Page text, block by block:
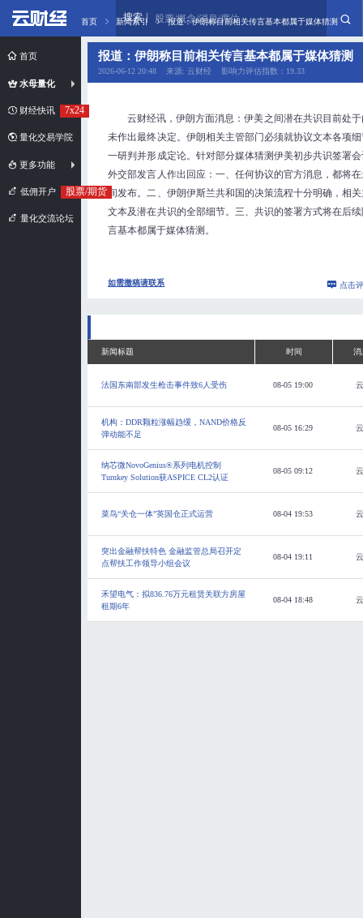
首页
水母量化
财经快讯 7x24
量化交易学院
更多功能
低佣开户 股票/期货
量化交流论坛
首页 新闻索引 报道：伊朗称目前相关传言基本都属于媒体猜测
搜索 股票/概念/消息/席位
报道：伊朗称目前相关传言基本都属于媒体猜测
2026-06-12 20:48 来源: 云财经 影响力评估指数：19.33
云财经讯，伊朗方面消息：伊美之间潜在共识目前处
未作出最终决定。伊朗相关主管部门必须就协议文本各项
一研判并形成定论。针对部分媒体猜测伊美初步共识签署
外交部发言人作出回应：一、任何协议的官方消息，都将
间发布。二、伊朗伊斯兰共和国的决策流程十分明确，相
文本及潜在共识的全部细节。三、共识的签署方式将在后
言基本都属于媒体猜测。
如需撤稿请联系 点击
新闻标题 时间 消
法国东南部发生枪击事件致6人受伤 08-05 19:00
机构：DDR颗粒涨幅趋缓，NAND价格反
弹动能不足
08-05 16:29
纳芯微NovoGenius®系列电机控制
Turnkey Solution获ASPICE CL2认证
08-05 09:12
菜鸟“关仓一体”英国仓正式运营 08-04 19:53
突出金融帮扶特色 金融监管总局召开定
点帮扶工作领导小组会议
08-04 19:11
禾望电气：拟836.76万元租赁关联方房屋
租期6年
08-04 18:48